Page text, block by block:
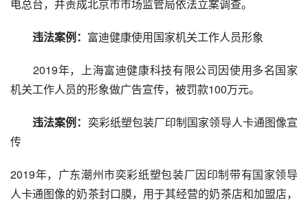
电总台，并责成北京市市场监管局依法立案调查。
违法案例： 富迪健康使用国家机关工作人员形象
2019年，上海富迪健康科技有限公司因使用多名国家
机关工作人员的形象做广告宣传，被罚款100万元。
违法案例： 奕彩纸塑包装厂印制国家领导人卡通图像宣
传
2019年，广东潮州市奕彩纸塑包装厂因印制带有国家领导
人卡通图像的奶茶封口膜，用于其经营的奶茶店和加盟店，